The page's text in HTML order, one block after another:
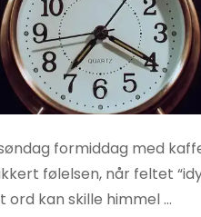
formiddag med
følelsen, når feltet
ord kan skille himmel …